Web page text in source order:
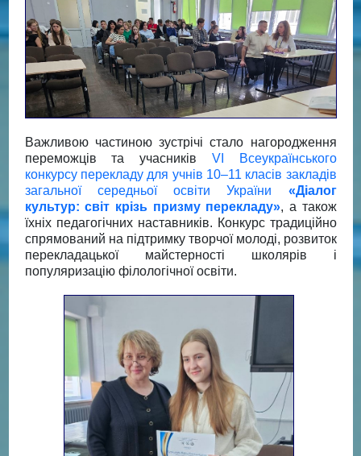
Важливою частиною зустрічі стало нагородження
переможців та учасників VI Всеукраїнського
конкурсу перекладу для учнів 10–11 класів закладів
загальної середньої освіти України «Діалог
культур: світ крізь призму перекладу», а також
їхніх педагогічних наставників. Конкурс традиційно
спрямований на підтримку творчої молоді, розвиток
перекладацької майстерності школярів і
популяризацію філологічної освіти.